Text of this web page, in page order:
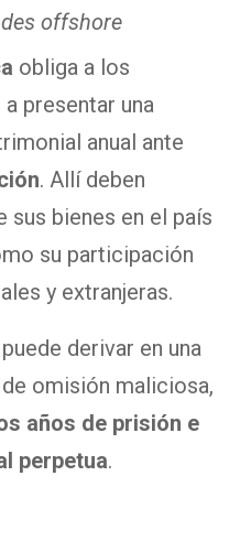
offshore
obliga a los
presentar una
anual ante
. Allí deben
sus bienes en el país
su participación
y extranjeras.
derivar en una
omisión maliciosa,
años de prisión e
perpetua.